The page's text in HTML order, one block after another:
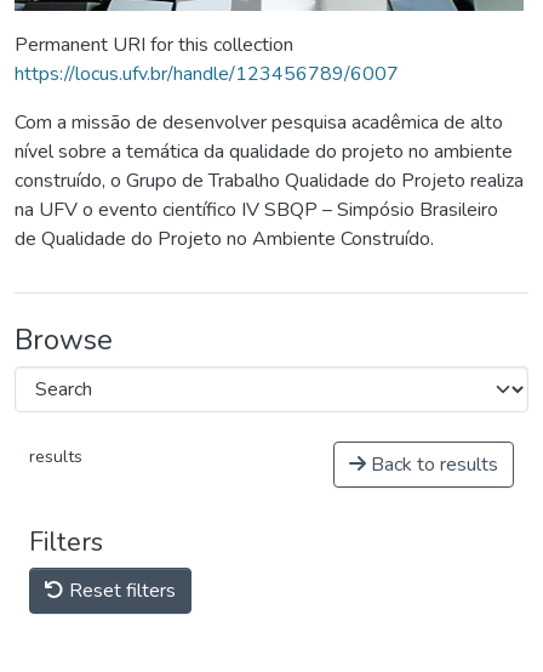
Permanent URI for this collection
https://locus.ufv.br/handle/123456789/6007
Com a missão de desenvolver pesquisa acadêmica de alto
nível sobre a temática da qualidade do projeto no ambiente
construído, o Grupo de Trabalho Qualidade do Projeto realiza
na UFV o evento científico IV SBQP – Simpósio Brasileiro
de Qualidade do Projeto no Ambiente Construído.
Browse
results Back to results
Filters
Reset filters